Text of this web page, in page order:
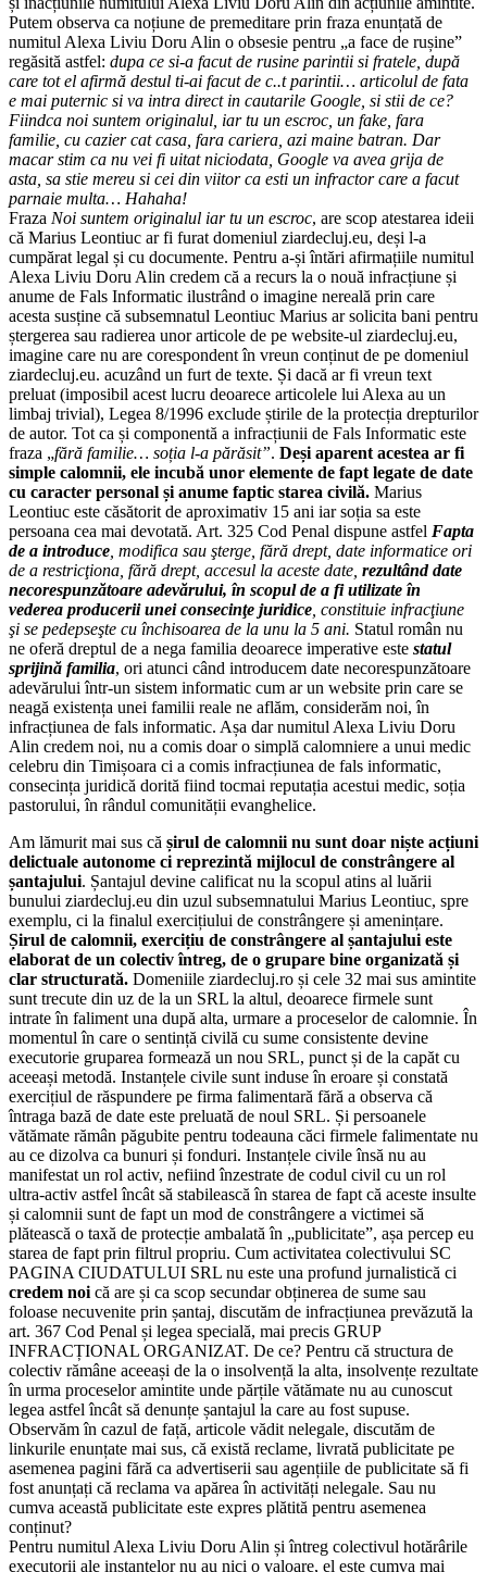
Putem observa ca noțiune de premeditare prin fraza enunțată de
numitul Alexa Liviu Doru Alin o obsesie pentru „a face de rușine”
regăsită astfel: dupa ce si-a facut de rusine parintii si fratele, după
care tot el afirmă destul ti-ai facut de c..t parintii… articolul de fata
e mai puternic si va intra direct in cautarile Google, si stii de ce?
Fiindca noi suntem originalul, iar tu un escroc, un fake, fara
familie, cu cazier cat casa, fara cariera, azi maine batran. Dar
macar stim ca nu vei fi uitat niciodata, Google va avea grija de
asta, sa stie mereu si cei din viitor ca esti un infractor care a facut
parnaie multa… Hahaha!
Fraza Noi suntem originalul iar tu un escroc, are scop atestarea ideii
că Marius Leontiuc ar fi furat domeniul ziardecluj.eu, deși l-a
cumpărat legal și cu documente. Pentru a-și întări afirmațiile numitul
Alexa Liviu Doru Alin credem că a recurs la o nouă infracțiune și
anume de Fals Informatic ilustrând o imagine nereală prin care
acesta susține că subsemnatul Leontiuc Marius ar solicita bani pentru
ștergerea sau radierea unor articole de pe website-ul ziardecluj.eu,
imagine care nu are corespondent în vreun conținut de pe domeniul
ziardecluj.eu. acuzând un furt de texte. Și dacă ar fi vreun text
preluat (imposibil acest lucru deoarece articolele lui Alexa au un
limbaj trivial), Legea 8/1996 exclude știrile de la protecția drepturilor
de autor. Tot ca și componentă a infracțiunii de Fals Informatic este
fraza „fără familie… soția l-a părăsit”. Deși aparent acestea ar fi
simple calomnii, ele incubă unor elemente de fapt legate de date
cu caracter personal și anume faptic starea civilă. Marius
Leontiuc este căsătorit de aproximativ 15 ani iar soția sa este
persoana cea mai devotată. Art. 325 Cod Penal dispune astfel Fapta
de a introduce, modifica sau şterge, fără drept, date informatice ori
de a restricţiona, fără drept, accesul la aceste date, rezultând date
necorespunzătoare adevărului, în scopul de a fi utilizate în
vederea producerii unei consecinţe juridice, constituie infracţiune
şi se pedepseşte cu închisoarea de la unu la 5 ani. Statul român nu
ne oferă dreptul de a nega familia deoarece imperative este statul
sprijină familia, ori atunci când introducem date necorespunzătoare
adevărului într-un sistem informatic cum ar un website prin care se
neagă existența unei familii reale ne aflăm, considerăm noi, în
infracțiunea de fals informatic. Așa dar numitul Alexa Liviu Doru
Alin credem noi, nu a comis doar o simplă calomniere a unui medic
celebru din Timișoara ci a comis infracțiunea de fals informatic,
consecința juridică dorită fiind tocmai reputația acestui medic, soția
pastorului, în rândul comunității evanghelice.
Am lămurit mai sus că șirul de calomnii nu sunt doar niște acțiuni
delictuale autonome ci reprezintă mijlocul de constrângere al
șantajului. Șantajul devine calificat nu la scopul atins al luării
bunului ziardecluj.eu din uzul subsemnatului Marius Leontiuc, spre
exemplu, ci la finalul exercițiului de constrângere și amenințare.
Șirul de calomnii, exercițiu de constrângere al șantajului este
elaborat de un colectiv întreg, de o grupare bine organizată și
clar structurată. Domeniile ziardecluj.ro și cele 32 mai sus amintite
sunt trecute din uz de la un SRL la altul, deoarece firmele sunt
intrate în faliment una după alta, urmare a proceselor de calomnie. În
momentul în care o sentință civilă cu sume consistente devine
executorie gruparea formează un nou SRL, punct și de la capăt cu
aceeași metodă. Instanțele civile sunt induse în eroare și constată
exercițiul de răspundere pe firma falimentară fără a observa că
întraga bază de date este preluată de noul SRL. Și persoanele
vătămate rămân păgubite pentru todeauna căci firmele falimentate nu
au ce dizolva ca bunuri și fonduri. Instanțele civile însă nu au
manifestat un rol activ, nefiind înzestrate de codul civil cu un rol
ultra-activ astfel încât să stabilească în starea de fapt că aceste insulte
și calomnii sunt de fapt un mod de constrângere a victimei să
plătească o taxă de protecție ambalată în „publicitate”, așa percep eu
starea de fapt prin filtrul propriu. Cum activitatea colectivului SC
PAGINA CIUDATULUI SRL nu este una profund jurnalistică ci
credem noică are și ca scop secundar obținerea de sume sau
foloase necuvenite prin șantaj, discutăm de infracțiunea prevăzută la
art. 367 Cod Penal și legea specială, mai precis GRUP
INFRACȚIONAL ORGANIZAT. De ce? Pentru că structura de
colectiv rămâne aceeași de la o insolvență la alta, insolvențe rezultate
în urma proceselor amintite unde părțile vătămate nu au cunoscut
legea astfel încât să denunțe șantajul la care au fost supuse.
Observăm în cazul de față, articole vădit nelegale, discutăm de
linkurile enunțate mai sus, că există reclame, livrată publicitate pe
asemenea pagini fără ca advertiserii sau agențiile de publicitate să fi
fost anunțați că reclama va apărea în activități nelegale. Sau nu
cumva această publicitate este expres plătită pentru asemenea
conținut?
Pentru numitul Alexa Liviu Doru Alin și întreg colectivul hotărârile
executorii ale instanțelor nu au nici o valoare, el este cumva mai